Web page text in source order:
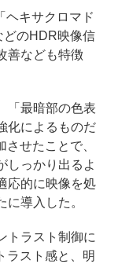
キサクロマド
どのHDR映像信
善なども特徴
「最暗部の色表
化によるものだ
せたことで、
しっかり出るよ
応的に映像を処
導入した。
トラスト制御に
ラスト感と、明